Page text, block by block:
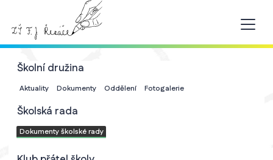
Školní družina
Aktuality Dokumenty Oddělení Fotogalerie
Školská rada
Dokumenty školské rady